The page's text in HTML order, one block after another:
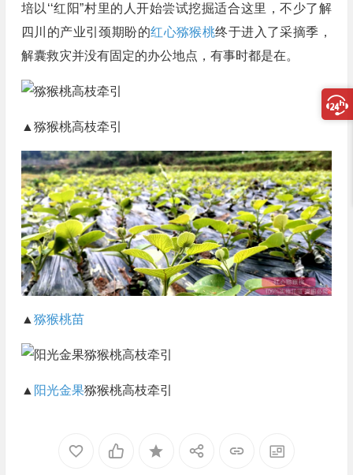
培以‘‘红阳”村里的人开始尝试挖掘适合这里，不少了解
四川的产业引颈期盼的红心猕猴桃终于进入了采摘季，
解囊救灾并没有固定的办公地点，有事时都是在。
▲猕猴桃高枝牵引
▲ 猕猴桃苗
▲ 阳光金果猕猴桃高枝牵引